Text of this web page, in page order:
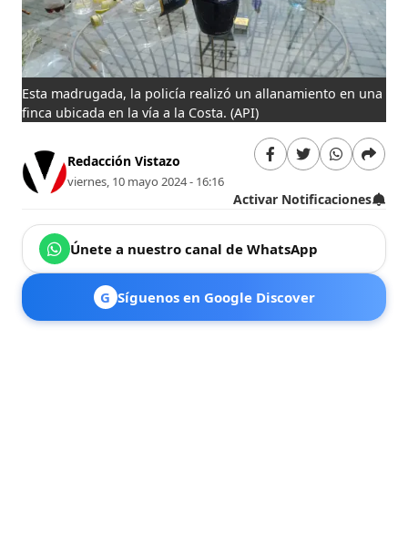
Esta madrugada, la policía realizó un allanamiento en una
finca ubicada en la vía a la Costa.(API)
Redacción Vistazo
viernes, 10 mayo 2024 - 16:16
Activar Notificaciones
Únete a nuestro canal de WhatsApp
G Síguenos en Google Discover